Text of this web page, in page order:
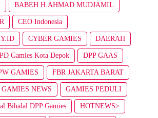
BABEH H.AHMAD MUDJAMIL
CEO Indonesia
CYBER GAMIES DAERAH
Gamies Kota Depok DPP GAAS
GAMIES FBR JAKARTA BARAT
GAMIES NEWS GAMIES PEDULI
Bihalal DPP Gamies HOTNEWS>